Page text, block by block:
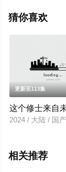
上飘花影院，更
猜你喜欢
更新至113集
这个修士来自
2024 / 大陆 / 国
相关推荐